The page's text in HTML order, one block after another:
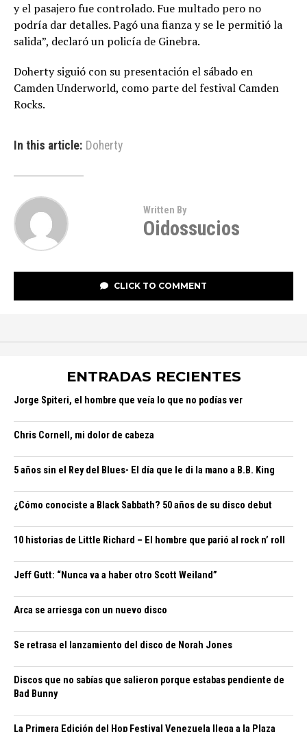
y el pasajero fue controlado. Fue multado pero no
podría dar detalles. Pagó una fianza y se le permitió la
salida”, declaró un policía de Ginebra.
Doherty siguió con su presentación el sábado en
Camden Underworld, como parte del festival Camden
Rocks.
In this article: Doherty
Written By
Oidossucios
CLICK TO COMMENT
ENTRADAS RECIENTES
Jorge Spiteri, el hombre que veía lo que no podías ver
Chris Cornell, mi dolor de cabeza
5 años sin el Rey del Blues- El día que le di la mano a B.B. King
¿Cómo conociste a Black Sabbath? 50 años de su disco debut
10 historias de Little Richard – El hombre que parió al rock n’ roll
Jeff Gutt: “Nunca va a haber otro Scott Weiland”
Arca se arriesga con un nuevo disco
Se retrasa el lanzamiento del disco de Norah Jones
Discos que no sabías que salieron porque estabas pendiente de
Bad Bunny
La Primera Edición del Hop Festival Venezuela llega a la Plaza